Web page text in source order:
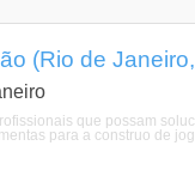
(Rio de
que possam
para a construo de